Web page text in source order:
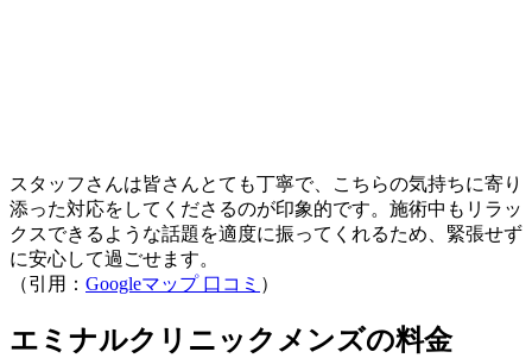
スタッフさんは皆さんとても丁寧で、こちらの気持ちに寄り
添った対応をしてくださるのが印象的です。施術中もリラッ
クスできるような話題を適度に振ってくれるため、緊張せず
に安心して過ごせます。
（引用： Googleマップ 口コミ ）
エミナルクリニックメンズの料金